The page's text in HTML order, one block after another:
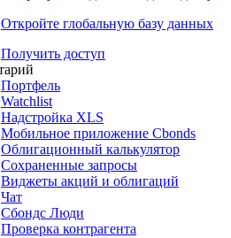
Откройте глобальную базу данных
Получить доступ
Портфель
Watchlist
Надстройка XLS
Мобильное приложение Cbonds
Облигационный калькулятор
Сохраненные запросы
Виджеты акций и облигаций
Чат
Сбондс Люди
Проверка контрагента